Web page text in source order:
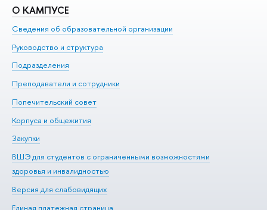
О КАМПУСЕ
Сведения об образовательной организации
Руководство и структура
Подразделения
Преподаватели и сотрудники
Попечительский совет
Корпуса и общежития
Закупки
ВШЭ для студентов с ограниченными возможностями
здоровья и инвалидностью
Версия для слабовидящих
Единая платежная страница